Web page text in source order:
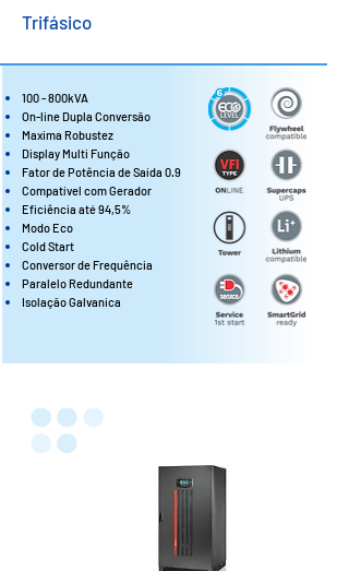
Trifásico
100 - 800kVA
On-line Dupla Conversão
Maxima Robustez
Display Multi Função
Fator de Potência de Saída 0.9
Compatível com Gerador
Eficiência até 94,5%
Modo Eco
Cold Start
Conversor de Frequência
Paralelo Redundante
Isolação Galvanica